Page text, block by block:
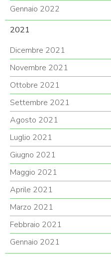
Gennaio 2022
2021
Dicembre 2021
Novembre 2021
Ottobre 2021
Settembre 2021
Agosto 2021
Luglio 2021
Giugno 2021
Maggio 2021
Aprile 2021
Marzo 2021
Febbraio 2021
Gennaio 2021